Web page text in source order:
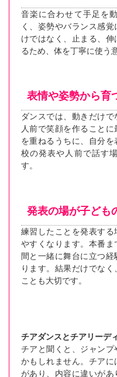
音楽に合わせて手足を
く、姿勢やバランス感
けではなく、止まる、
るため、体を丁寧に使う
表情や姿勢から育
ダンスでは、動きだけで
人前で笑顔を作ること
を重ねるうちに、自分
校の発表や人前で話す
す。
発表の場が子ども
練習したことを発表す
やすくなります。本番
間と一緒に舞台に立つ
ります。結果だけでな
ことも大切です。
チアダンスとチアリーデ
チアと聞くと、ジャン
かもしれません。チア
があり、内容に違いが